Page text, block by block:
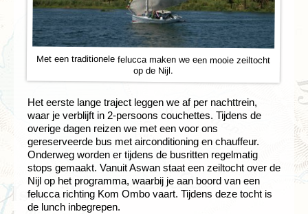
Met een traditionele felucca maken we een mooie zeiltocht
op de Nijl.
Het eerste lange traject leggen we af per nachttrein,
waar je verblijft in 2-persoons couchettes. Tijdens de
overige dagen reizen we met een voor ons
gereserveerde bus met airconditioning en chauffeur.
Onderweg worden er tijdens de busritten regelmatig
stops gemaakt. Vanuit Aswan staat een zeiltocht over de
Nijl op het programma, waarbij je aan boord van een
felucca richting Kom Ombo vaart. Tijdens deze tocht is
de lunch inbegrepen.